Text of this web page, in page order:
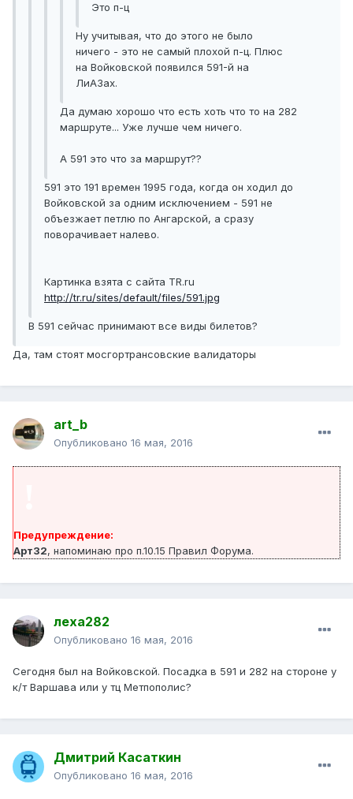
Это п-ц
Ну учитывая, что до этого не было
ничего - это не самый плохой п-ц. Плюс
на Войковской появился 591-й на
ЛиАЗах.
Да думаю хорошо что есть хоть что то на 282
маршруте... Уже лучше чем ничего.
А 591 это что за маршрут??
591 это 191 времен 1995 года, когда он ходил до
Войковской за одним исключением - 591 не
объезжает петлю по Ангарской, а сразу
поворачивает налево.
Картинка взята с сайта TR.ru
http://tr.ru/sites/default/files/591.jpg
В 591 сейчас принимают все виды билетов?
Да, там стоят мосгортрансовские валидаторы
art_b
Опубликовано 16 мая, 2016
Предупреждение:
Арт32, напоминаю про п.10.15 Правил Форума.
леха282
Опубликовано 16 мая, 2016
Сегодня был на Войковской. Посадка в 591 и 282 на стороне у
к/т Варшава или у тц Метпополис?
Дмитрий Касаткин
Опубликовано 16 мая, 2016